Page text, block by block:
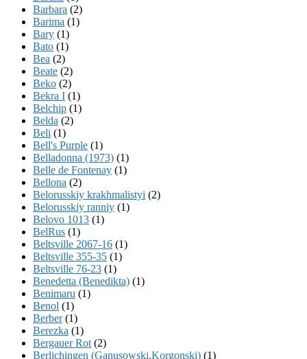
Barbara (2)
Barima (1)
Bary (1)
Bato (1)
Bea (2)
Beate (2)
Beko (2)
Bekra I (1)
Belchip (1)
Belda (2)
Beli (1)
Bell's Purple (1)
Belladonna (1973) (1)
Belle de Fontenay (1)
Bellona (2)
Belorusskiy krakhmalistyi (2)
Belorusskiy ranniy (1)
Belovo 1013 (1)
BelRus (1)
Beltsville 2067-16 (1)
Beltsville 355-35 (1)
Beltsville 76-23 (1)
Benedetta (Benedikta) (1)
Benimaru (1)
Benol (1)
Berber(1)
Berezka (1)
Bergauer Rot (2)
Berlichingen (Ganusowski,Korgonski) (1)